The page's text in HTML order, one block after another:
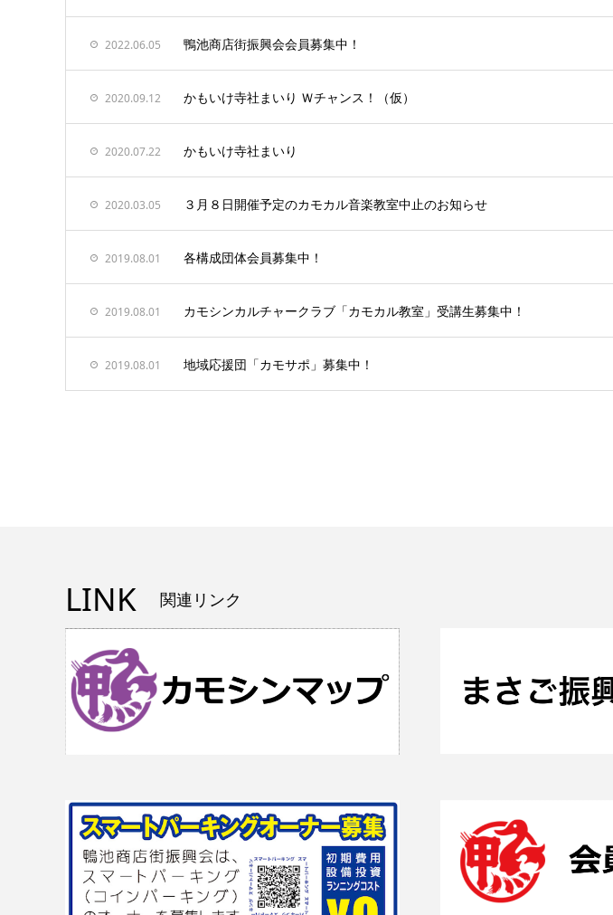
2022.06.05 鴨池商店街振興会会員募集中！
2020.09.12 かもいけ寺社まいり Ｗチャンス！（仮）
2020.07.22 かもいけ寺社まいり
2020.03.05 ３月８日開催予定のカモカル音楽教室中止のお知らせ
2019.08.01 各構成団体会員募集中！
2019.08.01 カモシンカルチャークラブ「カモカル教室」受講生募集中！
2019.08.01 地域応援団「カモサポ」募集中！
LINK 関連リンク